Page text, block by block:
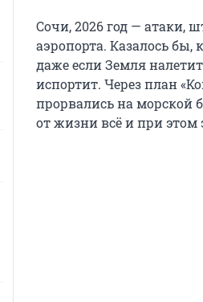
Сочи, 2026 год — атаки,
аэропорта. Казалось
даже если Земля
испортит. Через план
прорвались на морской
от жизни всё и при этом